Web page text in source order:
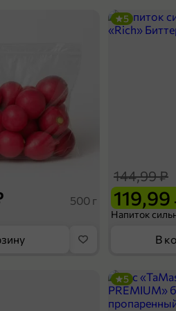
500 г 119,99
144,99 ₽
5
В
5